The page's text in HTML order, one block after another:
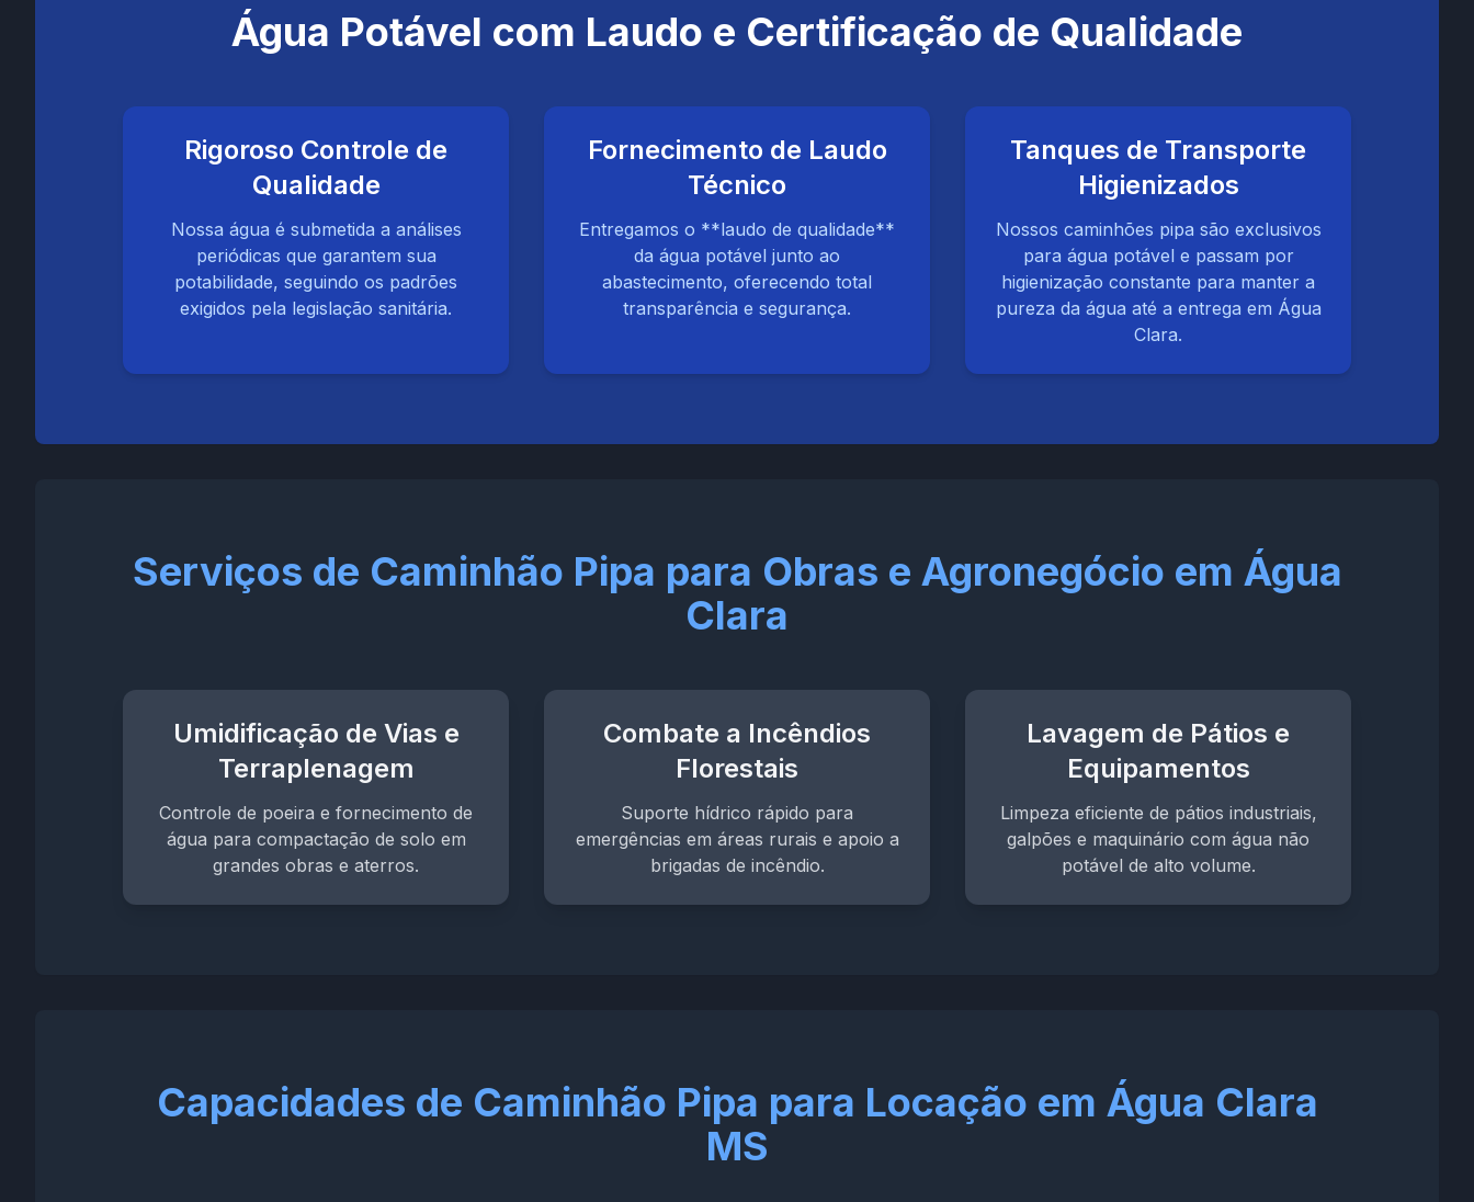
Água Potável com Laudo e Certificação de Qualidade
Rigoroso Controle de
Qualidade
Nossa água é submetida a análises
periódicas que garantem sua
potabilidade, seguindo os padrões
exigidos pela legislação sanitária.
Fornecimento de Laudo
Técnico
Entregamos o **laudo de qualidade**
da água potável junto ao
abastecimento, oferecendo total
transparência e segurança.
Tanques de Transporte
Higienizados
Nossos caminhões pipa são exclusivos
para água potável e passam por
higienização constante para manter a
pureza da água até a entrega em Água
Clara.
Serviços de Caminhão Pipa para Obras e Agronegócio em Água
Clara
Umidificação de Vias e
Terraplenagem
Controle de poeira e fornecimento de
água para compactação de solo em
grandes obras e aterros.
Combate a Incêndios
Florestais
Suporte hídrico rápido para
emergências em áreas rurais e apoio a
brigadas de incêndio.
Lavagem de Pátios e
Equipamentos
Limpeza eficiente de pátios industriais,
galpões e maquinário com água não
potável de alto volume.
Capacidades de Caminhão Pipa para Locação em Água Clara
MS